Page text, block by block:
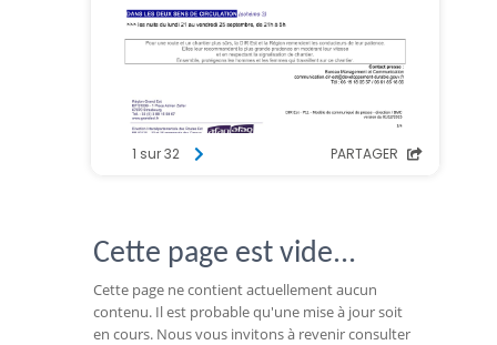
Cette page est vide...
Cette page ne contient actuellement aucun
contenu. Il est probable qu'une mise à jour soit
en cours. Nous vous invitons à revenir consulter